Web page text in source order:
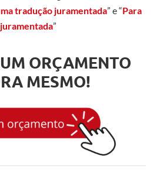
tradução juramentada” e “Para
”
ORÇAMENTO
MESMO!